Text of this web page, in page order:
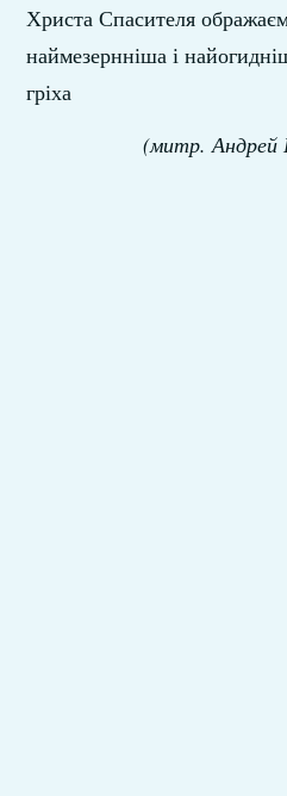
Христа Спасителя
наймезернніша і
гріха
(митр. Андрей